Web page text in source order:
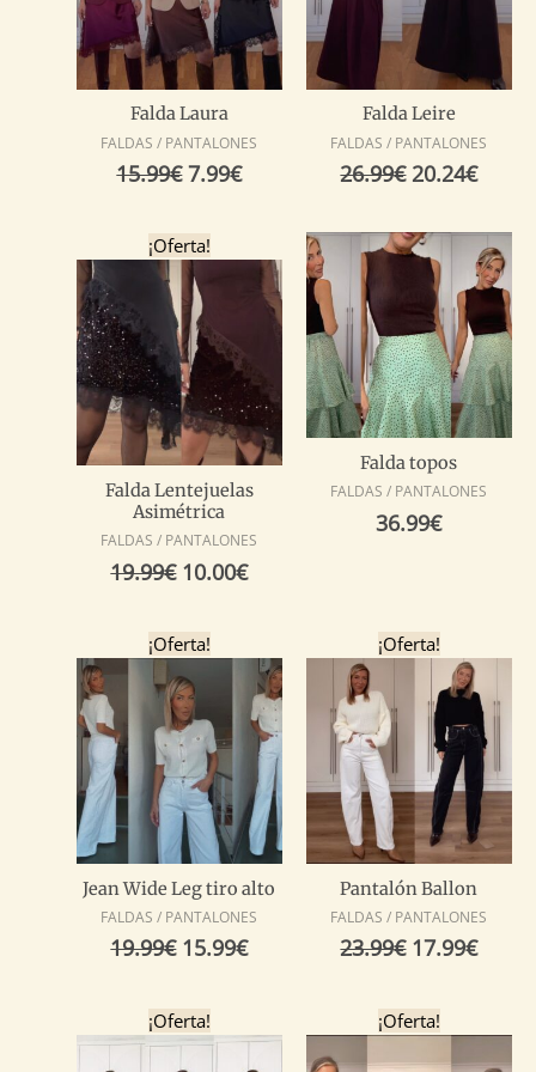
Falda Laura
FALDAS / PANTALONES
15.99€ 7.99€
Falda Leire
FALDAS / PANTALONES
26.99€ 20.24€
¡Oferta!
Falda Lentejuelas
Asimétrica
FALDAS / PANTALONES
19.99€
El
precio
original
era:
19.99€.
10.00€
precio
actual
es:
10.00€.
Falda topos
FALDAS / PANTALONES
36.99€
¡Oferta!
Jean Wide Leg tiro alto
FALDAS / PANTALONES
19.99€
El
precio
original
era:
19.99€.
15.99€
precio
actual
es:
15.99€.
¡Oferta!
Pantalón Ballon
FALDAS / PANTALONES
23.99€
El
precio
original
era:
23.99€.
17.99€
es:
¡Oferta!
El
precioprecio
¡Oferta!
El